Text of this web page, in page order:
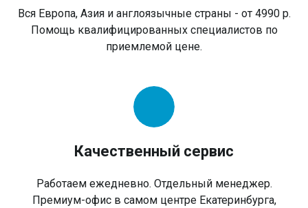
Вся Европа, Азия и англоязычные страны - от 4990 р.
Помощь квалифицированных специалистов по
приемлемой цене.
Качественный сервис
Работаем ежедневно. Отдельный менеджер.
Премиум-офис в самом центре Екатеринбурга,